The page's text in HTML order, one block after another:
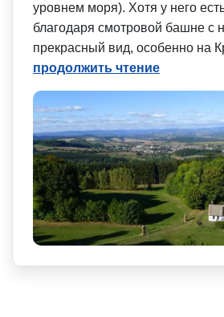
уровнем моря). Хотя у него
благодаря смотровой башне с
прекрасный вид, особенно на
продолжить чтение